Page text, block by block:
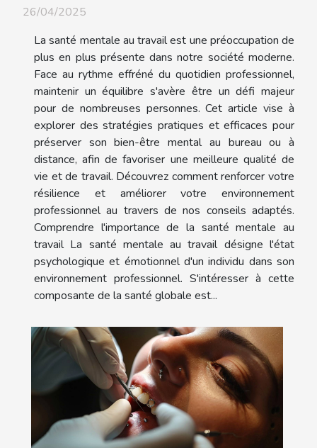
26/04/2025
La santé mentale au travail est une préoccupation de
plus en plus présente dans notre société moderne.
Face au rythme effréné du quotidien professionnel,
maintenir un équilibre s'avère être un défi majeur
pour de nombreuses personnes. Cet article vise à
explorer des stratégies pratiques et efficaces pour
préserver son bien-être mental au bureau ou à
distance, afin de favoriser une meilleure qualité de
vie et de travail. Découvrez comment renforcer votre
résilience et améliorer votre environnement
professionnel au travers de nos conseils adaptés.
Comprendre l'importance de la santé mentale au
travail La santé mentale au travail désigne l'état
psychologique et émotionnel d'un individu dans son
environnement professionnel. S'intéresser à cette
composante de la santé globale est...